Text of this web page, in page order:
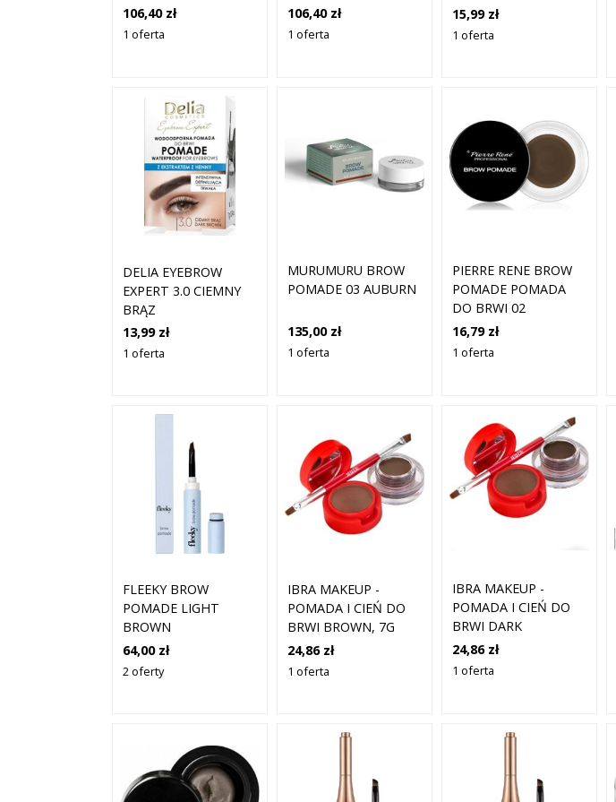
106,40 zł
1 oferta
106,40 zł
1 oferta
WODOODPORNA
POMADA DO BRWI 7
15,99 zł
1 oferta
DELIA EYEBROW
EXPERT 3.0 CIEMNY
BRĄZ
WODOODPORNA
POMADA DO BRWI 7
13,99 zł
1 oferta
MURUMURU BROW
POMADE 03 AUBURN
135,00 zł
1 oferta
PIERRE RENE BROW
POMADE POMADA
DO BRWI 02
16,79 zł
1 oferta
FLEEKY BROW
POMADE LIGHT
BROWN
64,00 zł
2 oferty
IBRA MAKEUP -
POMADA I CIEŃ DO
BRWI BROWN, 7G
24,86 zł
1 oferta
IBRA MAKEUP -
POMADA I CIEŃ DO
BRWI DARK
CHOCOLATE, 7G
24,86 zł
1 oferta